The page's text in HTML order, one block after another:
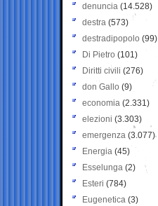
denuncia (14.528)
destra (573)
destradipopolo (99)
Di Pietro (101)
Diritti civili (276)
don Gallo (9)
economia (2.331)
elezioni (3.303)
emergenza (3.077)
Energia (45)
Esselunga (2)
Esteri (784)
Eugenetica (3)